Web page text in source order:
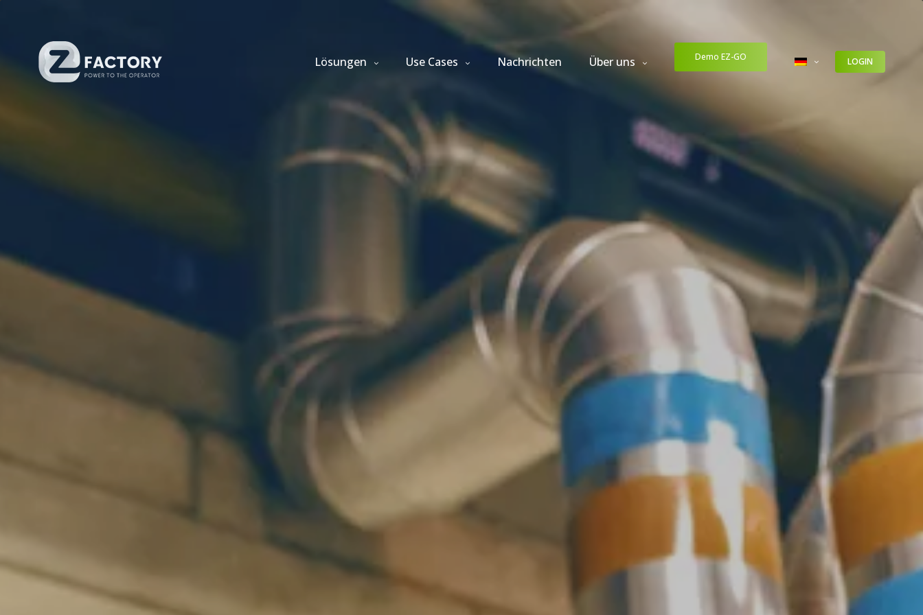
Lösungen Use Cases Nachrichten Über uns Demo EZ-GO LOGIN